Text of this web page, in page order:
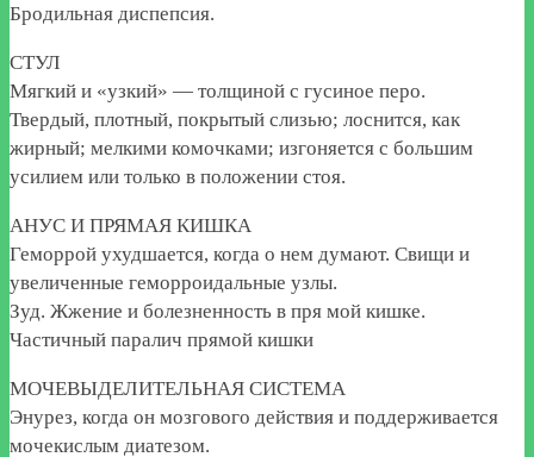
Бродильная диспепсия.
СТУЛ
Мягкий и «узкий» — толщиной с гусиное перо.
Твердый, плотный, покрытый слизью; лоснится, как
жирный; мелкими комочками; изгоняется с большим
усилием или только в положении стоя.
АНУС И ПРЯМАЯ КИШКА
Геморрой ухудшается, когда о нем думают. Свищи и
увеличенные геморроидальные узлы.
Зуд. Жжение и болезненность в пря мой кишке.
Частичный паралич прямой кишки
МОЧЕВЫДЕЛИТЕЛЬНАЯ СИСТЕМА
Энурез, когда он мозгового действия и поддерживается
мочекислым диатезом.